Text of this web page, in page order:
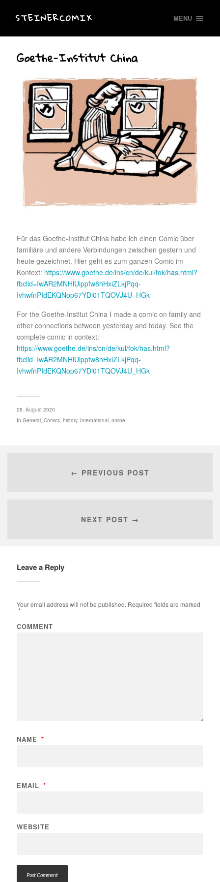
STEINERCOMIX MENU
Goethe-Institut China
Für das Goethe-Institut China habe ich einen Comic über
familiäre und andere Verbindungen zwischen gestern und
heute gezeichnet. Hier geht es zum ganzen Comic im
Kontext: https://www.goethe.de/ins/cn/de/kul/fok/has.html?
fbclid=IwAR2MNHlUippfw8hHxiZLkjPqq-
IvhwfnPIdEKQNop67YDl01TQOVJ4U_HGk
For the Goethe-Institut China I made a comic on family and
other connections between yesterday and today. See the
complete comic in context:
https://www.goethe.de/ins/cn/de/kul/fok/has.html?
fbclid=IwAR2MNHlUippfw8hHxiZLkjPqq-
IvhwfnPIdEKQNop67YDl01TQOVJ4U_HGk
28. August 2020
In General, Comics, history, International, online
← PREVIOUS POST
NEXT POST →
Leave a Reply
Your email address will not be published. Required fields are marked
*
COMMENT
NAME *
EMAIL *
WEBSITE